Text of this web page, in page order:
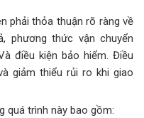
phải thỏa thuận rõ ràng về
phương thức vận chuyển
điều kiện bảo hiểm. Điều
giảm thiểu rủi ro khi giao
quá trình này bao gồm: